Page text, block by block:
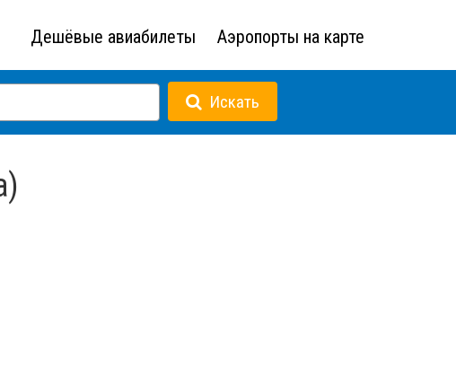
Дешёвые авиабилеты Аэропорты на карте
Искать